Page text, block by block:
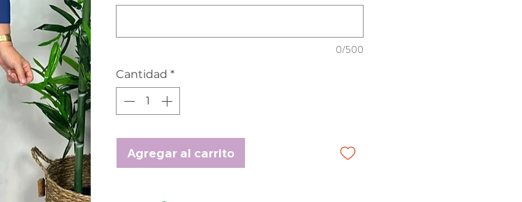
0/500
Cantidad *
Agregar al carrito